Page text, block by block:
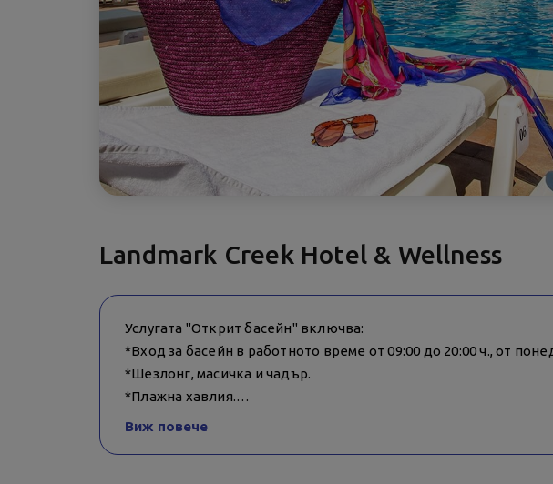
Landmark Creek Hotel & Wellness
Услугата "Открит басейн" включва:
*Вход за басейн в работното време от 09:00 до 20:00 ч., от
*Шезлонг, масичка и чадър.
*Плажна хавлия.
Виж повече